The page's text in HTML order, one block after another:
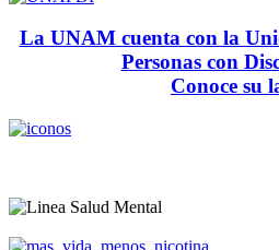
La UNAM cuenta con la
Personas con
Conoce su